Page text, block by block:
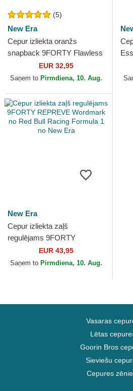
(5)
New Era
Cepur izliekta oranžs
snapback 9FORTY Flawless
no McLaren Racing Formula
1 no New Era
EUR 32,95
Saņem to Pirmdiena, 10. Aug.
New Era
Cepur izliekta zaļš
regulējams 9FORTY
REPREVE Wordmark no
Red Bull Racing Formula 1
EUR 43,95
Saņem to Pirmdiena, 10. Aug.
Vasaras
Lētas
Goorin Bros
Sieviešu
Cepures